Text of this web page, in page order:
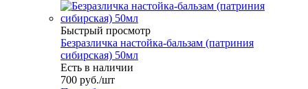
Быстрый просмотр
Безразличка настойка-бальзам (патриния
сибирская) 50мл
Есть в наличии
700 руб./шт